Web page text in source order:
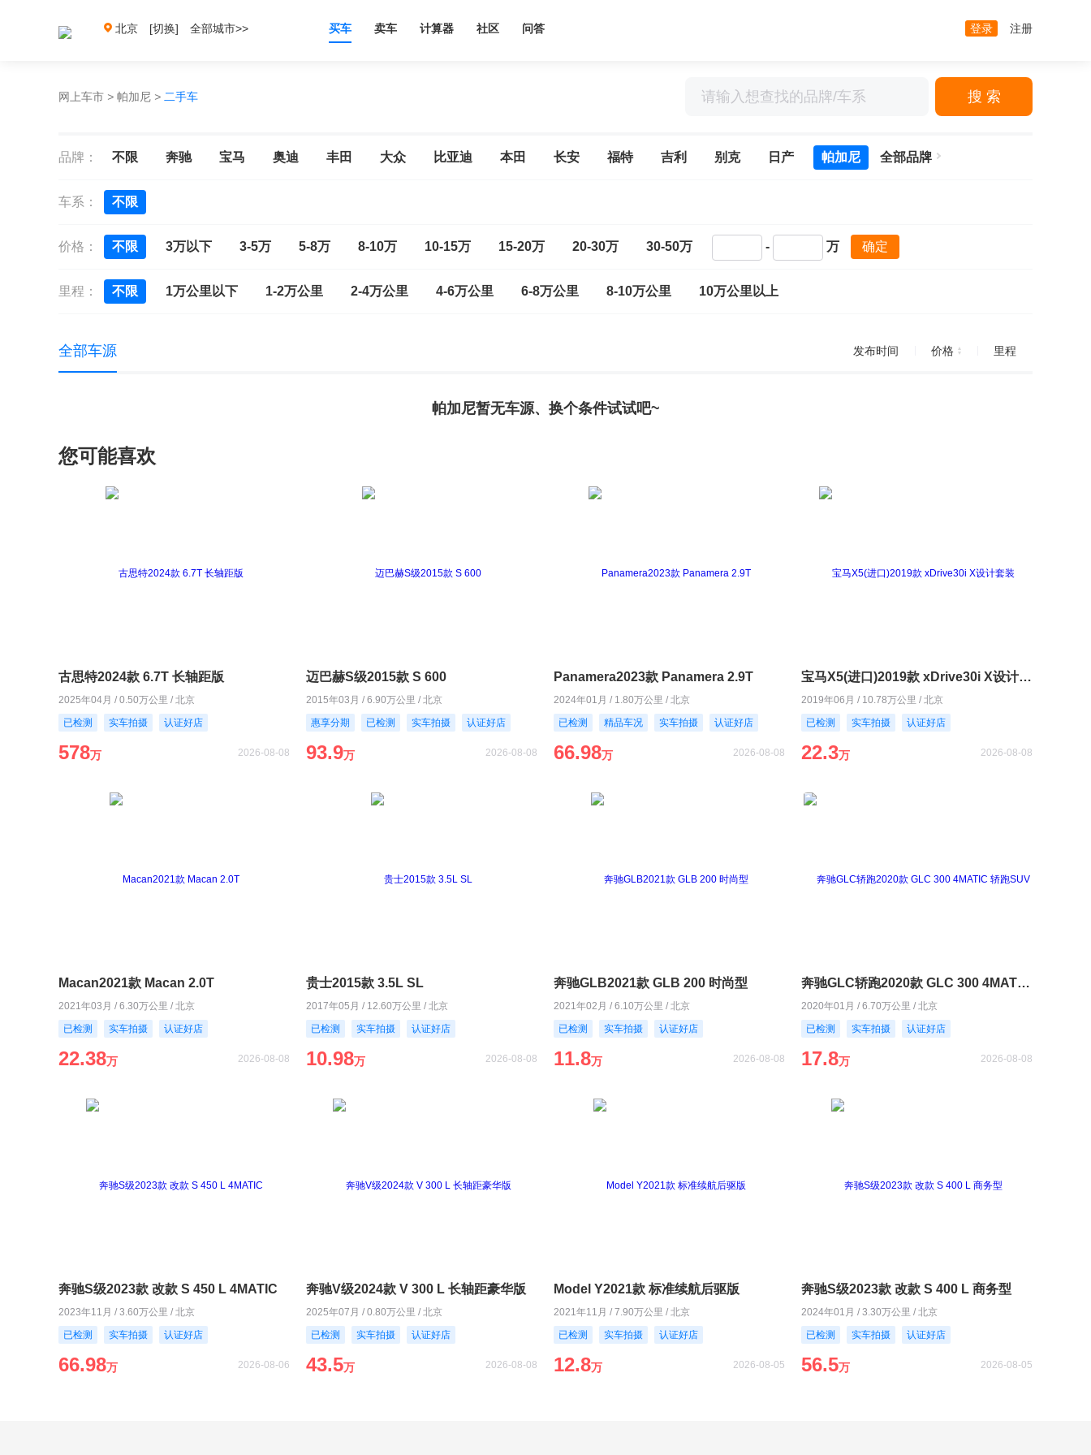
北京 [切换] 全部城市>> 买车 卖车 计算器 社区 问答 登录 注册
网上车市 > 帕加尼 > 二手车 搜 索
品牌： 不限 奔驰 宝马 奥迪 丰田 大众 比亚迪 本田 长安 福特 吉利 别克 日产 帕加尼 全部品牌
车系： 不限
价格： 不限 3万以下 3-5万 5-8万 8-10万 10-15万 15-20万 20-30万 30-50万 - 万 确定
里程： 不限 1万公里以下 1-2万公里 2-4万公里 4-6万公里 6-8万公里 8-10万公里 10万公里以上
全部车源 发布时间 价格 里程
帕加尼暂无车源、换个条件试试吧~
您可能喜欢
古思特2024款 6.7T 长轴距版
2025年04月 / 0.50万公里 / 北京
已检测
实车拍摄 认证好店
578万 2026-08-08
迈巴赫S级2015款 S 600
2015年03月 / 6.90万公里 / 北京
惠享分期
已检测 实车拍摄 认证好店
93.9万 2026-08-08
Panamera2023款 Panamera 2.9T
2024年01月 / 1.80万公里 / 北京
已检测
精品车况 实车拍摄 认证好店
66.98万 2026-08-08
宝马X5(进口)2019款 xDrive30i X设计套装
2019年06月 / 10.78万公里 / 北京
已检测
实车拍摄 认证好店
22.3万 2026-08-08
Macan2021款 Macan 2.0T
2021年03月 / 6.30万公里 / 北京
已检测
实车拍摄 认证好店
22.38万 2026-08-08
贵士2015款 3.5L SL
2017年05月 / 12.60万公里 / 北京
已检测
实车拍摄 认证好店
10.98万 2026-08-08
奔驰GLB2021款 GLB 200 时尚型
2021年02月 / 6.10万公里 / 北京
已检测
实车拍摄 认证好店
11.8万 2026-08-08
奔驰GLC轿跑2020款 GLC 300 4MATIC 轿跑SUV
2020年01月 / 6.70万公里 / 北京
已检测
实车拍摄 认证好店
17.8万 2026-08-08
奔驰S级2023款 改款 S 450 L 4MATIC
2023年11月 / 3.60万公里 / 北京
已检测
实车拍摄 认证好店
66.98万 2026-08-06
奔驰V级2024款 V 300 L 长轴距豪华版
2025年07月 / 0.80万公里 / 北京
已检测
实车拍摄 认证好店
43.5万 2026-08-08
Model Y2021款 标准续航后驱版
2021年11月 / 7.90万公里 / 北京
已检测
实车拍摄 认证好店
12.8万 2026-08-05
奔驰S级2023款 改款 S 400 L 商务型
2024年01月 / 3.30万公里 / 北京
已检测
实车拍摄 认证好店
56.5万 2026-08-05